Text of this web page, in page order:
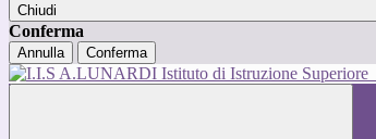
Chiudi
Conferma
Annulla Conferma
Istituto di Istruzione Superiore